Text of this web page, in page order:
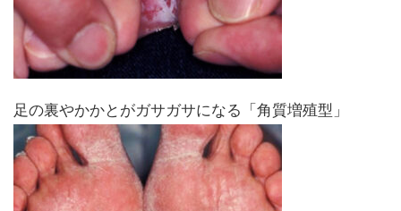
足の裏やかかとがガサガサになる「角質増殖型」